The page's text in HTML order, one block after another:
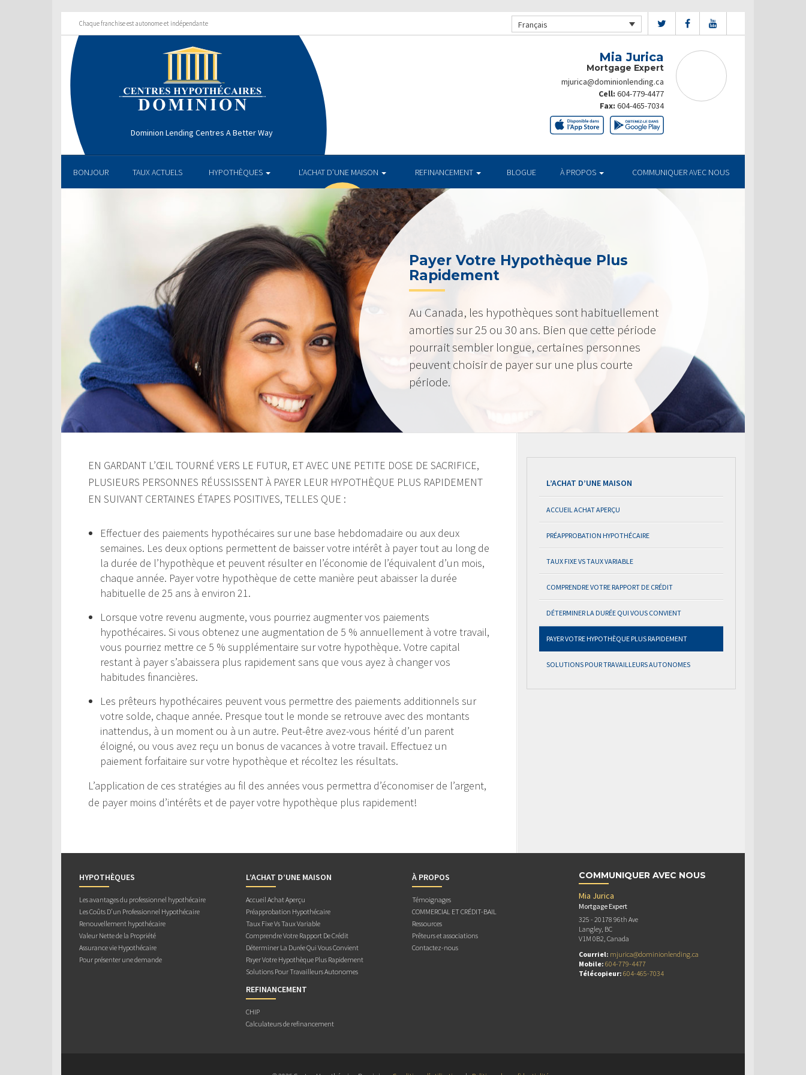
Chaque franchise est autonome et indépendante Français
Dominion Lending Centres A Better Way
Mia Jurica
Mortgage Expert
mjurica@dominionlending.ca
Cell: 604-779-4477
Fax: 604-465-7034
BONJOUR TAUX ACTUELS HYPOTHÈQUES L’ACHAT D’UNE MAISON REFINANCEMENT BLOGUE À PROPOS COMMUNIQUER AVEC NOUS
Payer Votre Hypothèque Plus
Rapidement
Au Canada, les hypothèques sont habituellement
amorties sur 25 ou 30 ans. Bien que cette période
pourrait sembler longue, certaines personnes
peuvent choisir de payer sur une plus courte
période.
EN GARDANT L’ŒIL TOURNÉ VERS LE FUTUR, ET AVEC UNE PETITE DOSE DE SACRIFICE,
PLUSIEURS PERSONNES RÉUSSISSENT À PAYER LEUR HYPOTHÈQUE PLUS RAPIDEMENT
EN SUIVANT CERTAINES ÉTAPES POSITIVES, TELLES QUE :
Effectuer des paiements hypothécaires sur une base hebdomadaire ou aux deux
semaines. Les deux options permettent de baisser votre intérêt à payer tout au long de
la durée de l’hypothèque et peuvent résulter en l’économie de l’équivalent d’un mois,
chaque année. Payer votre hypothèque de cette manière peut abaisser la durée
habituelle de 25 ans à environ 21.
Lorsque votre revenu augmente, vous pourriez augmenter vos paiements
hypothécaires. Si vous obtenez une augmentation de 5 % annuellement à votre travail,
vous pourriez mettre ce 5 % supplémentaire sur votre hypothèque. Votre capital
restant à payer s’abaissera plus rapidement sans que vous ayez à changer vos
habitudes financières.
Les prêteurs hypothécaires peuvent vous permettre des paiements additionnels sur
votre solde, chaque année. Presque tout le monde se retrouve avec des montants
inattendus, à un moment ou à un autre. Peut-être avez-vous hérité d’un parent
éloigné, ou vous avez reçu un bonus de vacances à votre travail. Effectuez un
paiement forfaitaire sur votre hypothèque et récoltez les résultats.
L’application de ces stratégies au fil des années vous permettra d’économiser de l’argent,
de payer moins d’intérêts et de payer votre hypothèque plus rapidement!
L’ACHAT D’UNE MAISON
ACCUEIL ACHAT APERÇU
PRÉAPPROBATION HYPOTHÉCAIRE
TAUX FIXE VS TAUX VARIABLE
COMPRENDRE VOTRE RAPPORT DE CRÉDIT
DÉTERMINER LA DURÉE QUI VOUS CONVIENT
PAYER VOTRE HYPOTHÈQUE PLUS RAPIDEMENT
SOLUTIONS POUR TRAVAILLEURS AUTONOMES
HYPOTHÈQUES
Les avantages du professionnel hypothécaire
Les Coûts D’un Professionnel Hypothécaire
Renouvellement hypothécaire
Valeur Nette de la Propriété
Assurance vie Hypothécaire
Pour présenter une demande
L’ACHAT D’UNE MAISON
Accueil Achat Aperçu
Préapprobation Hypothécaire
Taux Fixe Vs Taux Variable
Comprendre Votre Rapport De Crédit
Déterminer La Durée Qui Vous Convient
Payer Votre Hypothèque Plus Rapidement
Solutions Pour Travailleurs Autonomes
REFINANCEMENT
CHIP
Calculateurs de refinancement
À PROPOS
Témoignages
COMMERCIAL ET CRÉDIT-BAIL
Ressources
Prêteurs et associations
Contactez-nous
COMMUNIQUER AVEC NOUS
Mia Jurica
Mortgage Expert
325 - 20178 96th Ave
Langley, BC
V1M 0B2, Canada
Courriel: mjurica@dominionlending.ca
Mobile: 604-779-4477
Télécopieur: 604-465-7034